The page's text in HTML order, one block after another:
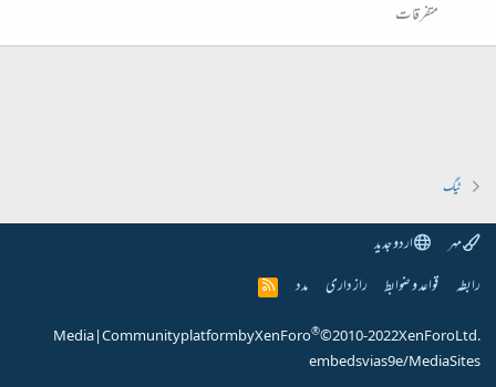
متفرقات
ٹیگ
مہر
اردو جدید
رابطہ قواعد و ضوابط راز داری مدد
R
S
Community platform by XenForo®© 2010-2022 XenForo Ltd.
|
Media
embeds via s9e/MediaSites